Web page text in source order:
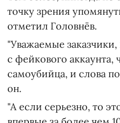
точку зрения
отметил Головнёв.
"Уважаемые
с фейкового аккаунта,
самоубийца, и слова
он.
"А если серьезно, то